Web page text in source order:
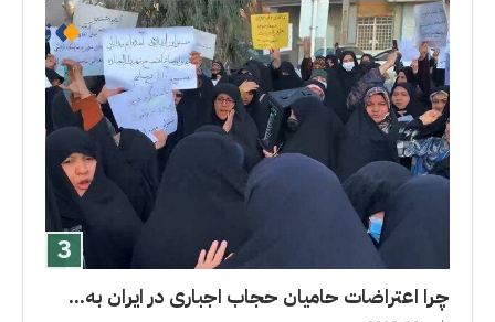
چرا اعتراضات حامیان حجاب اجباری در ایران به...